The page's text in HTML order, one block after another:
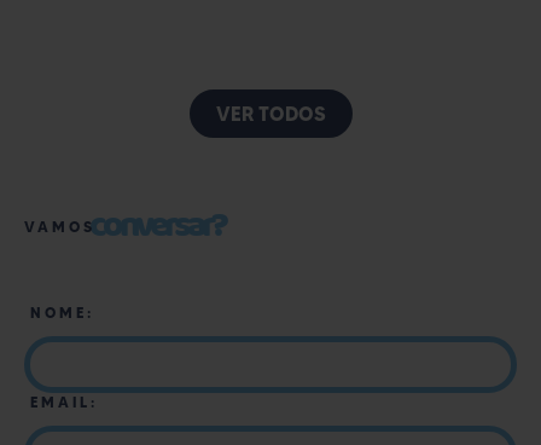
VER TODOS
VAMOSconversar?
NOME:
EMAIL: